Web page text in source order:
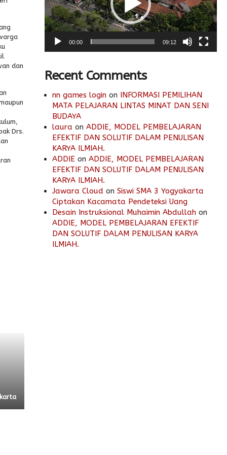
dan
Drs.
00:00 09:12
Recent Comments
nn games login on INFORMASI PEMILIHAN
MATA PELAJARAN LINTAS MINAT DAN SENI
BUDAYA
laura on ADDIE, MODEL PEMBELAJARAN
EFEKTIF DAN SOLUTIF DALAM PENULISAN
KARYA ILMIAH.
ADDIE on ADDIE, MODEL PEMBELAJARAN
EFEKTIF DAN SOLUTIF DALAM PENULISAN
KARYA ILMIAH.
Jawara Cloud on Siswi SMA 3 Yogyakarta
Ciptakan Kacamata Pendeteksi Uang
Desain Instruksional Muhaimin Abdullah on
ADDIE, MODEL PEMBELAJARAN EFEKTIF
DAN SOLUTIF DALAM PENULISAN KARYA
ILMIAH.